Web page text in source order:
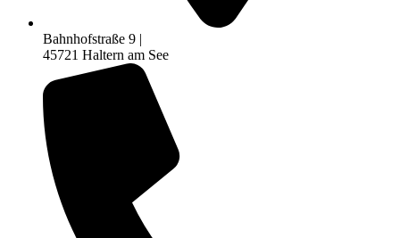
Bahnhofstraße 9 |
45721 Haltern am See